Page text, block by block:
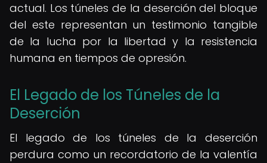
actual. Los túneles de la deserción del bloque
del este representan un testimonio tangible
de la lucha por la libertad y la resistencia
humana en tiempos de opresión.
El Legado de los Túneles de la
Deserción
El legado de los túneles de la deserción
perdura como un recordatorio de la valentía